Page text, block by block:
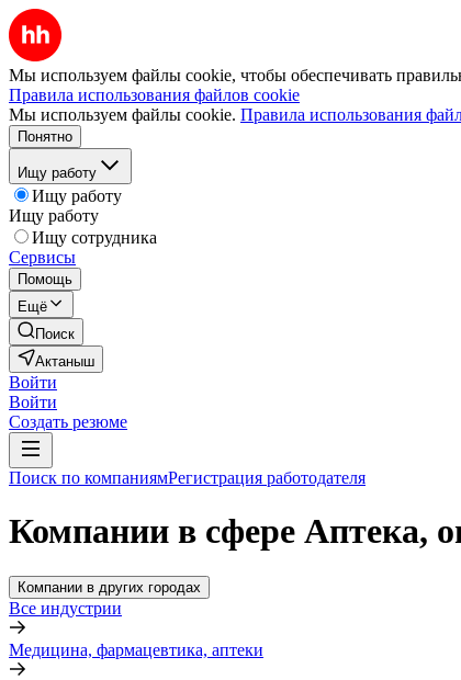
Мы используем файлы cookie, чтобы обеспечивать
Правила использования файлов cookie
Мы используем файлы cookie. Правила использования
Понятно
Ищу работу
Ищу работу
Ищу работу
Ищу сотрудника
Сервисы
Помощь
Ещё
Поиск
Актаныш
Войти
Войти
Создать резюме
Поиск по компаниямРегистрация работодателя
Компании в сфере Аптека,
Компании в других городах
Все индустрии
Медицина, фармацевтика, аптеки